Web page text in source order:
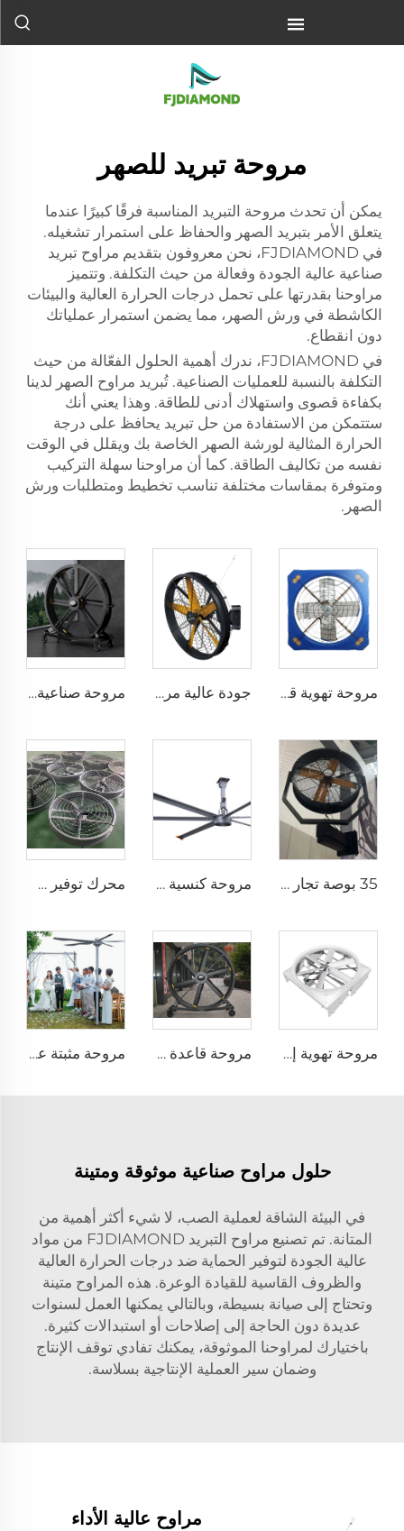
مروحة تبريد للصهر
يمكن أن تحدث مروحة التبريد المناسبة فرقًا كبيرًا عندما
يتعلق الأمر بتبريد الصهر والحفاظ على استمرار تشغيله.
في FJDIAMOND، نحن معروفون بتقديم مراوح تبريد
صناعية عالية الجودة وفعالة من حيث التكلفة. وتتميز
مراوحنا بقدرتها على تحمل درجات الحرارة العالية والبيئات
الكاشطة في ورش الصهر، مما يضمن استمرار عملياتك
دون انقطاع.
في FJDIAMOND، ندرك أهمية الحلول الفعّالة من حيث
التكلفة بالنسبة للعمليات الصناعية. تُبريد مراوح الصهر لدينا
بكفاءة قصوى واستهلاك أدنى للطاقة. وهذا يعني أنك
ستتمكن من الاستفادة من حل تبريد يحافظ على درجة
الحرارة المثالية لورشة الصهر الخاصة بك ويقلل في الوقت
نفسه من تكاليف الطاقة. كما أن مراوحنا سهلة التركيب
ومتوفرة بمقاسات مختلفة تناسب تخطيط ومتطلبات ورش
الصهر.
مروحة تهوية قطرها 1.2 متر لمزرعة الأبقار مروحة استنزاف خضراء لمزرعة الأبقار مروحة استنزاف الحليب جودة عالية مروحة جدارية صناعية بسرعة عالية للمخازن الصناعية مروحة صناعية قابلة للحركة بارتفاع 2000 مم وقطر 80 بوصة، مروحة هادئة توضع على الأرض
35 بوصة تجار الجملة مروحة رذاذ ماء جديدة لصيف المصنع ورش العمل، مروحة رذاذ متذبذبة، مروحة تبريد بالرذاذ مروحة كنسية مقاس 24 قدم HVLS 7.3 متر مروحة سقف صناعية كهربائية كبيرة للتهوية محرك توفير طاقة بقوة 0.37 كيلوواط وقطر 850 مم مع توربينات من الألمنيوم لتوفير هواء نقي، يمكن تركيبه على الحائط أو تعليقه، مروحة تهوية دائرية
مروحة تهوية إعصارية لاستخدامها في مزارع الألبان، قطر 72 بوصة، مصنوعة من الفولاذ المقاوم للصدأ، تحتوي على 6 قطع مروحة قاعدة بقطر 80 بوصة، جهد 220 فولت، مقاومة للماء، مناسبة للاستخدام الخارجي في الفنادق والمطاعم والمزارع والمرافق الصناعية مروحة مثبتة على السقف بمحرك PMSM ذو تدفق هواء عالي الجهد 220 فولت قطرها 16 قدم (5 أمتار) كبيرة تقف على عمود
حلول مراوح صناعية موثوقة ومتينة
في البيئة الشاقة لعملية الصب، لا شيء أكثر أهمية من
المتانة. تم تصنيع مراوح التبريد FJDIAMOND من مواد
عالية الجودة لتوفير الحماية ضد درجات الحرارة العالية
والظروف القاسية للقيادة الوعرة. هذه المراوح متينة
وتحتاج إلى صيانة بسيطة، وبالتالي يمكنها العمل لسنوات
عديدة دون الحاجة إلى إصلاحات أو استبدالات كثيرة.
باختيارك لمراوحنا الموثوقة، يمكنك تفادي توقف الإنتاج
وضمان سير العملية الإنتاجية بسلاسة.
مراوح عالية الأداء